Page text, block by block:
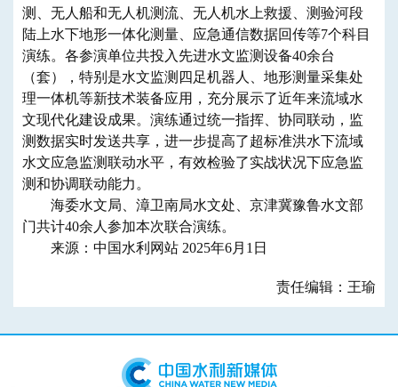
测、无人船和无人机测流、无人机水上救援、测验河段
陆上水下地形一体化测量、应急通信数据回传等7个科目
演练。各参演单位共投入先进水文监测设备40余台
（套），特别是水文监测四足机器人、地形测量采集处
理一体机等新技术装备应用，充分展示了近年来流域水
文现代化建设成果。演练通过统一指挥、协同联动，监
测数据实时发送共享，进一步提高了超标准洪水下流域
水文应急监测联动水平，有效检验了实战状况下应急监
测和协调联动能力。
海委水文局、漳卫南局水文处、京津冀豫鲁水文部
门共计40余人参加本次联合演练。
来源：中国水利网站 2025年6月1日
责任编辑：王瑜